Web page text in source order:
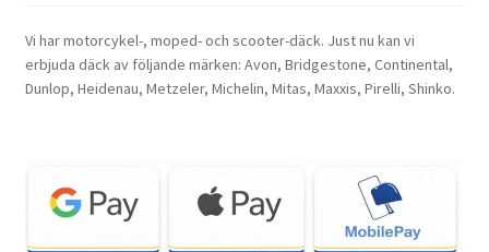
Vi har motorcykel-, moped- och scooter-däck. Just nu kan vi
erbjuda däck av följande märken: Avon, Bridgestone, Continental,
Dunlop, Heidenau, Metzeler, Michelin, Mitas, Maxxis, Pirelli, Shinko.